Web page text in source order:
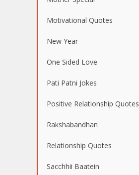
Motivational Quotes
New Year
One Sided Love
Pati Patni Jokes
Positive Relationship Quotes
Rakshabandhan
Relationship Quotes
Sacchhii Baatein